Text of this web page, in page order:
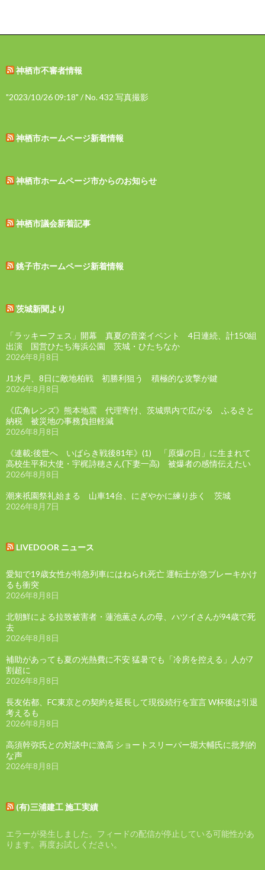
神栖市不審者情報
"2023/10/26 09:18" / No. 432 写真撮影
神栖市ホームページ新着情報
神栖市ホームページ市からのお知らせ
神栖市議会新着記事
銚子市ホームページ新着情報
茨城新聞より
「ラッキーフェス」開幕 真夏の音楽イベント 4日連続、計150組
出演 国営ひたち海浜公園 茨城・ひたちなか
2026年8月8日
J1水戸、8日に敵地柏戦 初勝利狙う 積極的な攻撃が鍵
2026年8月8日
《広角レンズ》熊本地震 代理寄付、茨城県内で広がる ふるさと
納税 被災地の事務負担軽減
2026年8月8日
《連載:後世へ いばらき戦後81年》(1) 「原爆の日」に生まれて
高校生平和大使・宇梶詩穂さん(下妻一高) 被爆者の感情伝えたい
2026年8月8日
潮来祇園祭礼始まる 山車14台、にぎやかに練り歩く 茨城
2026年8月7日
LIVEDOOR ニュース
愛知で19歳女性が特急列車にはねられ死亡 運転士が急ブレーキかけ
るも衝突
2026年8月8日
北朝鮮による拉致被害者・蓮池薫さんの母、ハツイさんが94歳で死
去
2026年8月8日
補助があっても夏の光熱費に不安 猛暑でも「冷房を控える」人が7
割超に
2026年8月8日
長友佑都、FC東京との契約を延長して現役続行を宣言 W杯後は引退
考えるも
2026年8月8日
高須幹弥氏との対談中に激高 ショートスリーパー堀大輔氏に批判的
な声
2026年8月8日
(有)三浦建工 施工実績
エラーが発生しました。フィードの配信が停止している可能性があ
ります。再度お試しください。